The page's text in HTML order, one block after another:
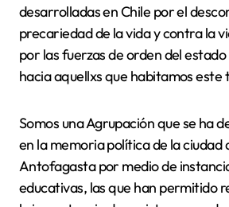
desarrolladas en Chile por el
precariedad de la vida y contra la
por las fuerzas de orden del estado
hacia aquellxs que habitamos
Somos una Agrupación que se ha
en la memoria política de la ciudad
Antofagasta por medio de
educativas, las que han permitido